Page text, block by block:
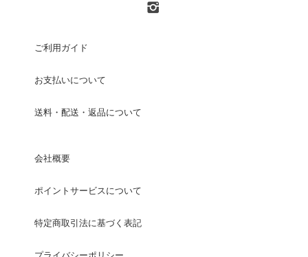
ご利用ガイド
お支払いについて
送料・配送・返品について
会社概要
ポイントサービスについて
特定商取引法に基づく表記